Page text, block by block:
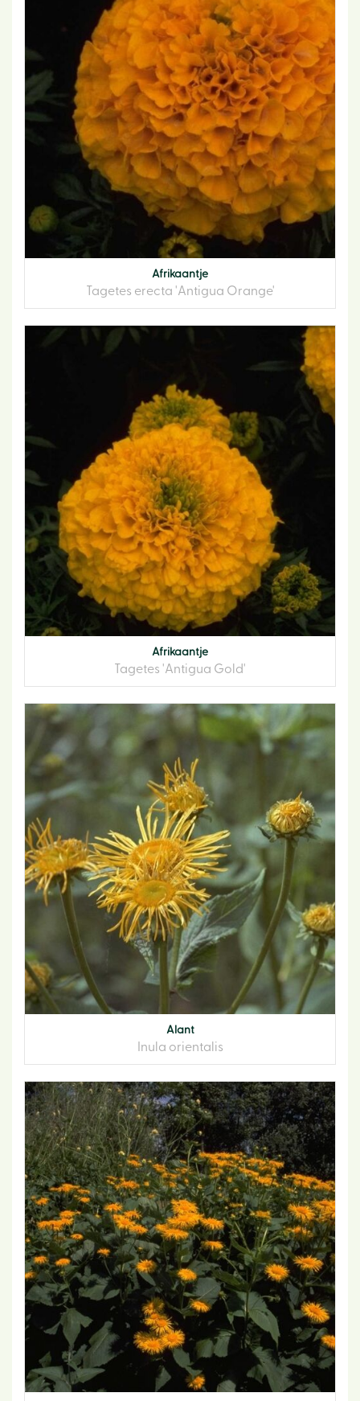
Afrikaantje
Tagetes erecta 'Antigua Orange'
Afrikaantje
Tagetes 'Antigua Gold'
Alant
Inula orientalis